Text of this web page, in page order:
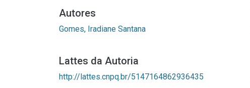
Autores
Gomes, Iradiane Santana
Lattes da Autoria
http://lattes.cnpq.br/5147164862936435